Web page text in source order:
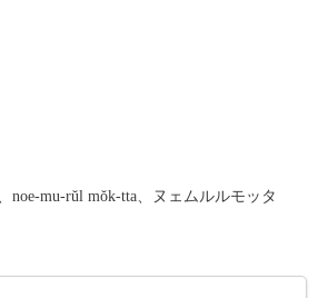
noe-mu-rŭl mŏk-tta、ヌェムルルモッタ